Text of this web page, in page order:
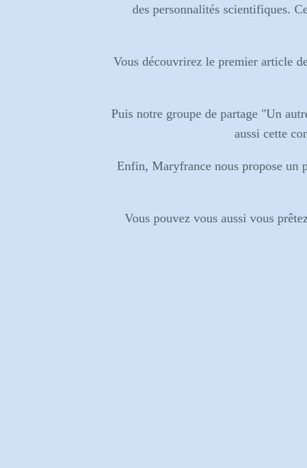
des personnalités scientifiques.
Vous découvrirez le premier article
Puis notre groupe de partage "Un
aussi cette
Enfin, Maryfrance nous propose un
Vous pouvez vous aussi vous